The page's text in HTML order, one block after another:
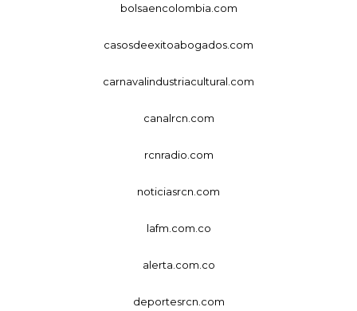
bolsaencolombia.com
casosdeexitoabogados.com
carnavalindustriacultural.com
canalrcn.com
rcnradio.com
noticiasrcn.com
lafm.com.co
alerta.com.co
deportesrcn.com